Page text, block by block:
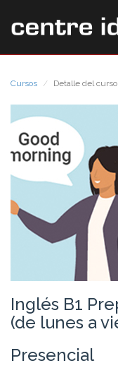
Cursos Detalle del curso
Inglés B1
(de lunes a
Presencial